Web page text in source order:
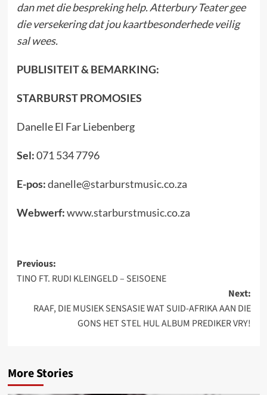
dan met die bespreking help. Atterbury Teater gee
die versekering dat jou kaartbesonderhede veilig
sal wees.
PUBLISITEIT & BEMARKING:
STARBURST PROMOSIES
Danelle El Far Liebenberg
Sel:071 534 7796
E-pos:danelle@starburstmusic.co.za
Webwerf:www.starburstmusic.co.za
Post
navigation
Previous:
TINO FT. RUDI KLEINGELD – SEISOENE
Next:
RAAF, DIE MUSIEK SENSASIE WAT SUID-AFRIKA AAN DIE
GONS HET STEL HUL ALBUM PREDIKER VRY!
More Stories